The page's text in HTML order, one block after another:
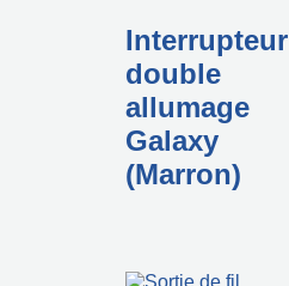
Interrupteur
double
allumage
Galaxy
(Marron)